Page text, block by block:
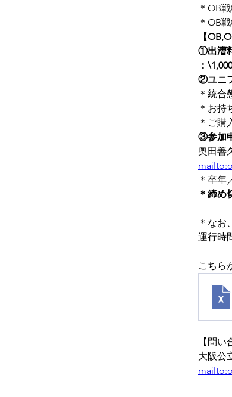
＊OB
＊OB
【
①出漕
：
②ユニ
＊統合
＊お持
＊ご購
③参加
奥田善
＊卒年
＊締め
＊なお
運行時
こちら
【問い
大阪公